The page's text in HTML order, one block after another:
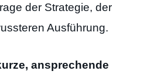
der Strategie, der
Ausführung.
ansprechende